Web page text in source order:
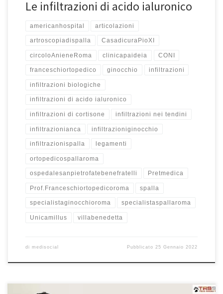
Le infiltrazioni di acido ialuronico
americanhospital articolazioni
artroscopiadispalla CasadicuraPioXI
circoloAnieneRoma clinicapaideia CONI
franceschiortopedico ginocchio infiltrazioni
infiltrazioni biologiche
infiltrazioni di acido ialuronico
infiltrazioni di cortisone infiltrazioni nei tendini
infiltrazionianca infiltrazioniginocchio
infiltrazionispalla legamenti
ortopedicospallaroma
ospedalesanpietrofatebenefratelli Pretmedica
Prof.Franceschiortopedicoroma spalla
specialistaginocchioroma specialistaspallaroma
Unicamillus villabenedetta
di medisocial Pubblicato 25 Gennaio 2022